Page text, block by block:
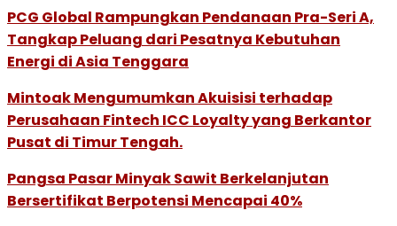
PCG Global Rampungkan Pendanaan Pra-Seri A,
Tangkap Peluang dari Pesatnya Kebutuhan
Energi di Asia Tenggara
Mintoak Mengumumkan Akuisisi terhadap
Perusahaan Fintech ICC Loyalty yang Berkantor
Pusat di Timur Tengah.
Pangsa Pasar Minyak Sawit Berkelanjutan
Bersertifikat Berpotensi Mencapai 40%